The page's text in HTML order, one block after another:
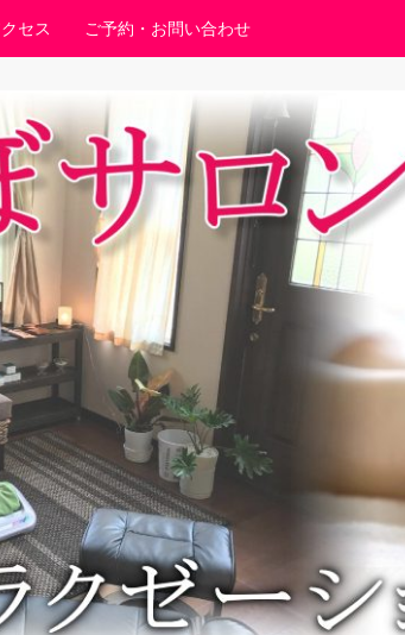
セス ご予約・お問い合わせ